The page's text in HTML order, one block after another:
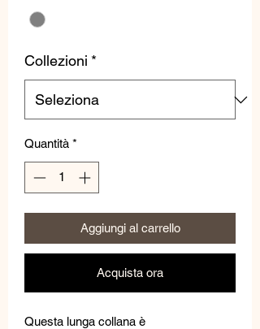
Collezioni *
Quantità *
Aggiungi al carrello
Acquista ora
Questa lunga collana è